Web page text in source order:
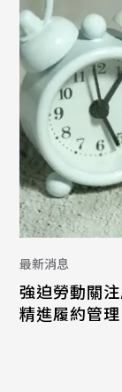
最新消息
強迫勞動關
精進履約管